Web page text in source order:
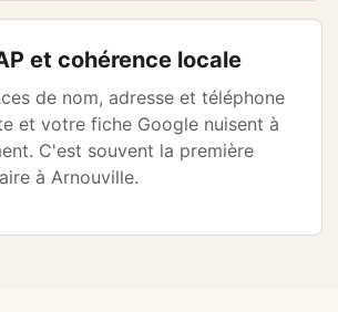
et cohérence locale
de nom, adresse et téléphone
et votre fiche Google nuisent à
C'est souvent la première
à Arnouville.